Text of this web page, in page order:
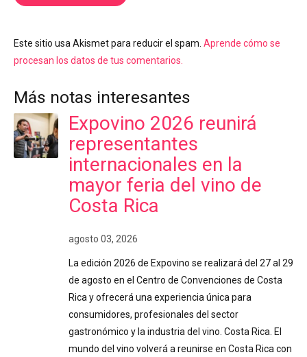
Este sitio usa Akismet para reducir el spam. Aprende cómo se
procesan los datos de tus comentarios.
Más notas interesantes
Expovino 2026 reunirá
representantes
internacionales en la
mayor feria del vino de
Costa Rica
agosto 03, 2026
La edición 2026 de Expovino se realizará del 27 al 29
de agosto en el Centro de Convenciones de Costa
Rica y ofrecerá una experiencia única para
consumidores, profesionales del sector
gastronómico y la industria del vino. Costa Rica. El
mundo del vino volverá a reunirse en Costa Rica con